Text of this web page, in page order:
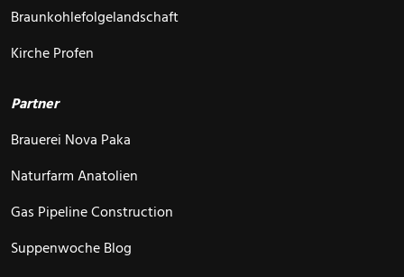
Braunkohlefolgelandschaft
Kirche Profen
Partner
Brauerei Nova Paka
Naturfarm Anatolien
Gas Pipeline Construction
Suppenwoche Blog